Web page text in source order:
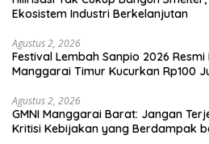
Ekosistem Industri Berkelanjutan
Agustus 2, 2026
Festival Lembah Sanpio 2026
Manggarai Timur Kucurkan Rp100
Agustus 2, 2026
GMNI Manggarai Barat: Jangan
Kritisi Kebijakan yang Berdampak